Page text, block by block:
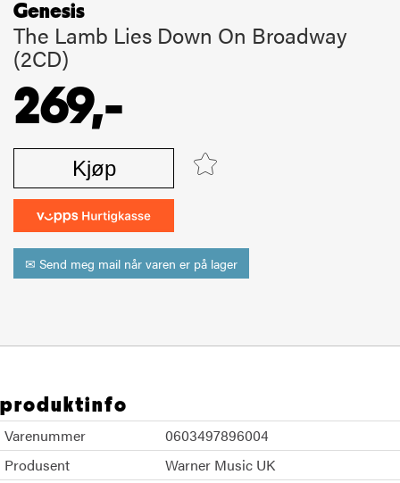
Genesis
The Lamb Lies Down On Broadway
(2CD)
269,-
Kjøp
✉ Send meg mail når varen er på lager
produktinfo
Varenummer
0603497896004
Produsent
Warner Music UK